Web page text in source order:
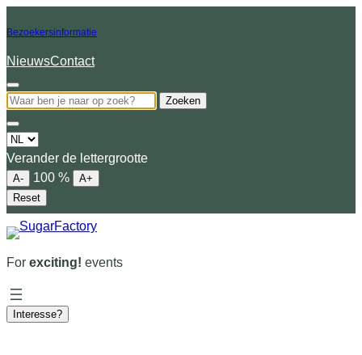
Bezoekersinformatie
NieuwsContact
Zoeken
Choose
a
language
Verander de lettergrootte
A- 100 %
A+
Reset
For exciting! events
Interesse?